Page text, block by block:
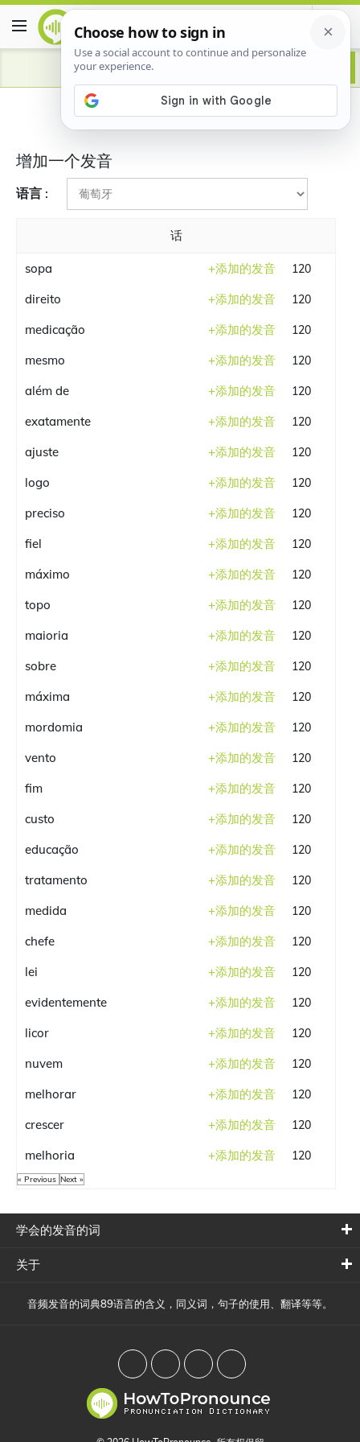
增加一个发音
语言 :
话
sopa +添加的发音 120
direito +添加的发音 120
medicação +添加的发音 120
mesmo +添加的发音 120
além de +添加的发音 120
exatamente +添加的发音 120
ajuste +添加的发音 120
logo +添加的发音 120
preciso +添加的发音 120
fiel +添加的发音 120
máximo +添加的发音 120
topo +添加的发音 120
maioria +添加的发音 120
sobre +添加的发音 120
máxima +添加的发音 120
mordomia +添加的发音 120
vento +添加的发音 120
fim +添加的发音 120
custo +添加的发音 120
educação +添加的发音 120
tratamento +添加的发音 120
medida +添加的发音 120
chefe +添加的发音 120
lei +添加的发音 120
evidentemente +添加的发音 120
licor +添加的发音 120
nuvem +添加的发音 120
melhorar +添加的发音 120
crescer +添加的发音 120
melhoria +添加的发音 120
« Previous Next »
学会的发音的词
关于
音频发音的词典89语言的含义，同义词，句子的使用、翻译等等。